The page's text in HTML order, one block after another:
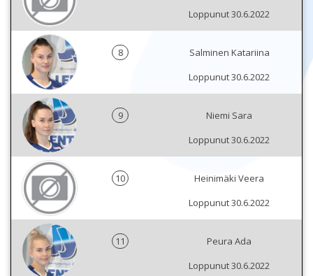
Loppunut 30.6.2022
8
Salminen Katariina
Loppunut 30.6.2022
9
Niemi Sara
Loppunut 30.6.2022
10
Heinimäki Veera
Loppunut 30.6.2022
11
Peura Ada
Loppunut 30.6.2022